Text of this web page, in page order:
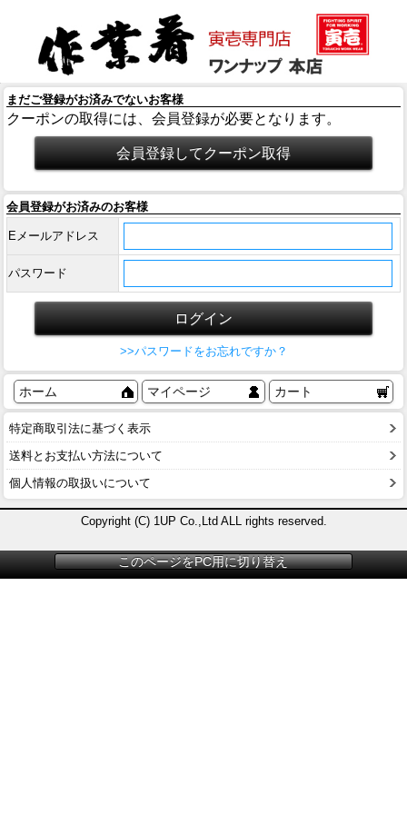
まだご登録がお済みでないお客様
クーポンの取得には、会員登録が必要となります。
会員登録がお済みのお客様
Eメールアドレス
パスワード
>>パスワードをお忘れですか？
ホーム マイページ カート
特定商取引法に基づく表示
送料とお支払い方法について
個人情報の取扱いについて
Copyright (C) 1UP Co.,Ltd ALL rights reserved.
このページをPC用に切り替え